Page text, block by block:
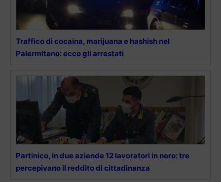
Traffico di cocaina, marijuana e hashish nel
Palermitano: ecco gli arrestati
Partinico, in due aziende 12 lavoratori in nero: tre
percepivano il reddito di cittadinanza